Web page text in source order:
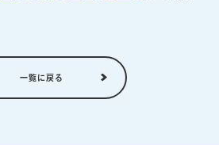
一覧に戻る